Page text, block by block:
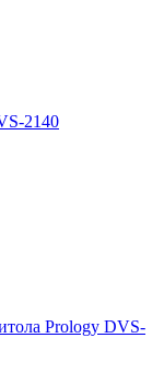
2140
Prology DVS-